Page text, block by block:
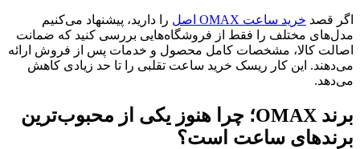
اگر قصد خرید ساعت OMAX اصل
را دارید، پیشنهاد می‌کنیم
مدل‌های مختلف را فقط از فروشگاه‌هایی بررسی کنید که ضمانت
اصالت کالا، مشخصات کامل محصول و خدمات پس از فروش ارائه
می‌دهند. این کار ریسک خرید ساعت تقلبی را تا حد زیادی کاهش
می‌دهد.
برند OMAX؛ چرا هنوز یکی از محبوب‌ترین
برندهای ساعت است؟